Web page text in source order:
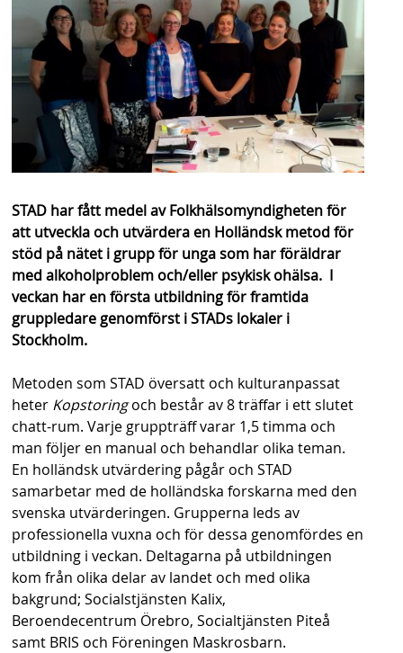
h
n
a
b
aSTAD har fått medel av Folkhälsomyndigheten för
att utveckla och utvärdera en Holländsk metod för
stöd på nätet i grupp för unga som har föräldrar
med alkoholproblem och/eller psykisk ohälsa. I
veckan har en första utbildning för framtida
gruppledare genomförst i STADs lokaler i
Stockholm.
Metoden som STAD översatt och kulturanpassat
heter Kopstoringoch består av 8 träffar i ett slutet
chatt-rum. Varje gruppträff varar 1,5 timma och
man följer en manual och behandlar olika teman.
En holländsk utvärdering pågår och STAD
samarbetar med de holländska forskarna med den
svenska utvärderingen. Grupperna leds av
professionella vuxna och för dessa genomfördes en
utbildning i veckan. Deltagarna på utbildningen
kom från olika delar av landet och med olika
bakgrund; Socialstjänsten Kalix,
Beroendecentrum Örebro, Socialtjänsten Piteå
samt BRIS och Föreningen Maskrosbarn.